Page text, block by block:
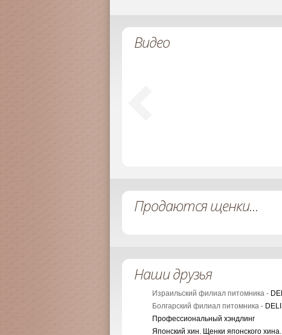
Видео
Продаются щенки...
Наши друзья
Израильский филиал питомника -
Болгарский филиал питомника -
Профессиональный хэндлинг
Японский хин. Щенки японского